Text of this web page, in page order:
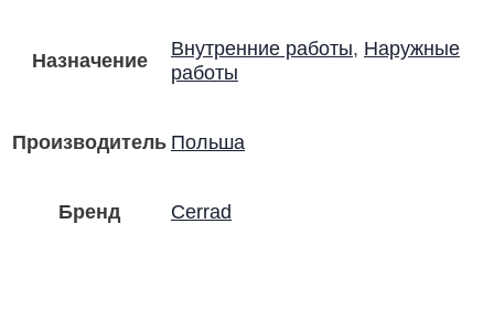
Назначение
Внутренние работы, Наружные
работы
Производитель Польша
Бренд Cerrad